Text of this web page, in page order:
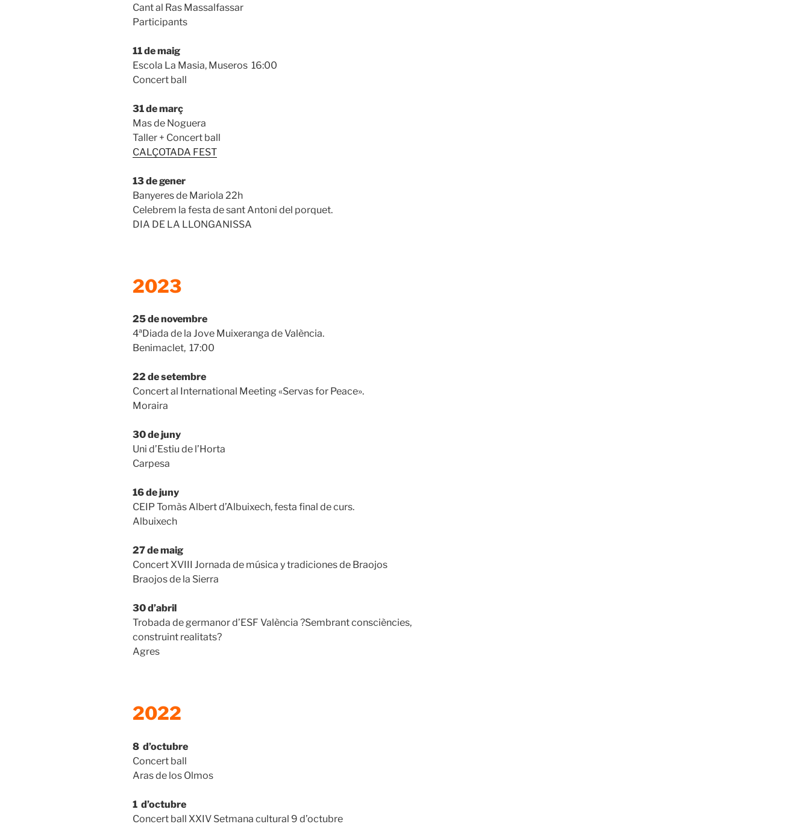
Cant al Ras Massalfassar
Participants
11 de maig
Escola La Masia, Museros 16:00
Concert ball
31 de març
Mas de Noguera
Taller + Concert ball
CALÇOTADA FEST
13 de gener
Banyeres de Mariola 22h
Celebrem la festa de sant Antoni del porquet.
DIA DE LA LLONGANISSA
2023
25 de novembre
4ªDiada de la Jove Muixeranga de València.
Benimaclet, 17:00
22 de setembre
Concert al International Meeting «Servas for Peace».
Moraira
30 de juny
Uni d’Estiu de l’Horta
Carpesa
16 de juny
CEIP Tomàs Albert d’Albuixech, festa final de curs.
Albuixech
27 de maig
Concert XVIII Jornada de música y tradiciones de Braojos
Braojos de la Sierra
30 d’abril
Trobada de germanor d’ESF València ?Sembrant consciències,
construint realitats?
Agres
2022
8 d’octubre
Concert ball
Aras de los Olmos
1 d’octubre
Concert ball XXIV Setmana cultural 9 d’octubre